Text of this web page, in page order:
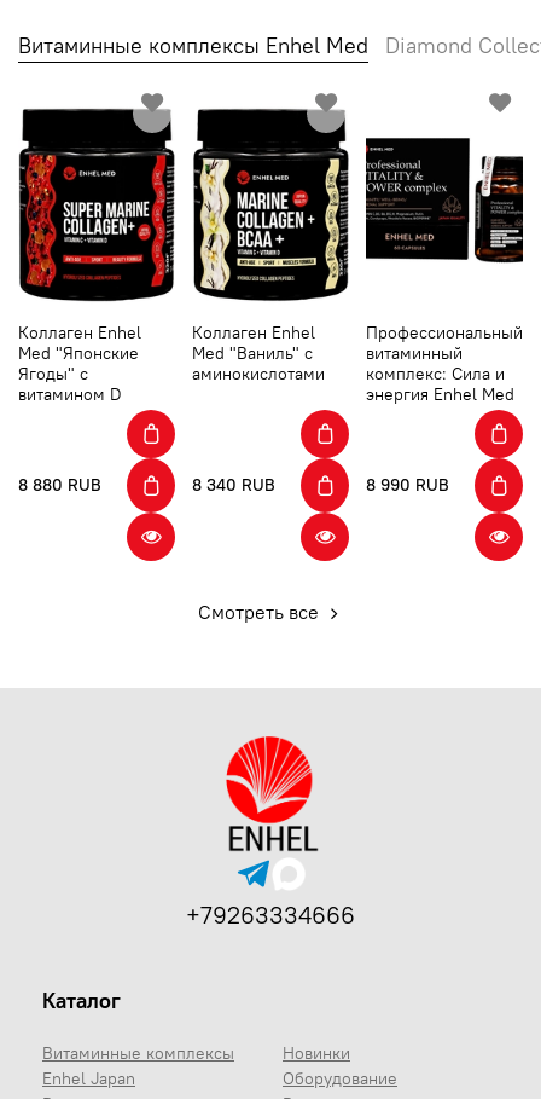
Витаминные комплексы Enhel Med Diamond
Коллаген Enhel
Med "Японские
Ягоды" с
витамином D
8 880 RUB
Коллаген Enhel
Med "Ваниль" с
аминокислотами
8 340 RUB
Профессиональный
витаминный
комплекс: Сила и
энергия Enhel Med
8 990 RUB
Смотреть все
Каталог
Витаминные комплексы
Enhel Japan
Новинки
Оборудование
+79263334666